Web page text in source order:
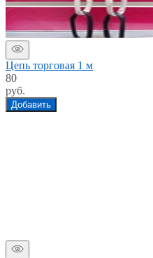
Цепь торговая 1 м
80
руб.
Добавить